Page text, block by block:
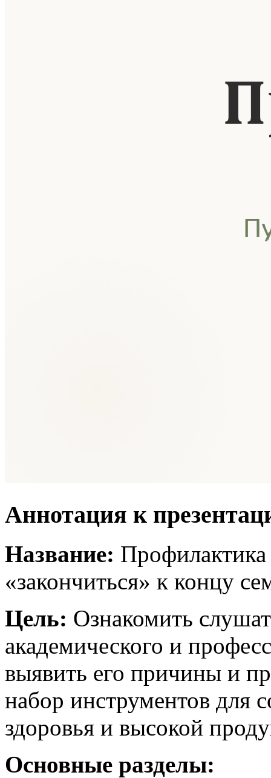
Аннотация к
Название:
«закончиться» к концу
Цель: Ознакомить
академического и
выявить его причины и
набор инструментов для
здоровья и высокой
Основные разделы: